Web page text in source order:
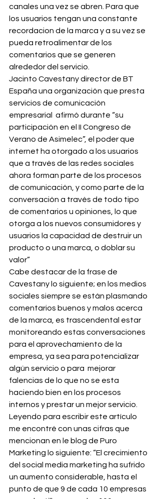
canales una vez se abren. Para que
los usuarios tengan una constante
recordacion de la marca y a su vez se
pueda retroalimentar de los
comentarios que se generen
alrededor del servicio.
Jacinto Cavestany director de BT
España una organización que presta
servicios de comunicación
empresarial  afirmó durante “su
participación en el II Congreso de
Verano de Asimelec”, el poder que
internet ha otorgado a los usuarios
que a través de las redes sociales
ahora forman parte de los procesos
de comunicación, y como parte de la
conversación a través de todo tipo
de comentarios u opiniones, lo que
otorga a los nuevos consumidores y
usuarios la capacidad de destruir un
producto o una marca, o doblar su
valor”
Cabe destacar de la frase de
Cavestany lo siguiente; en los medios
sociales siempre se están plasmando
comentarios buenos y malos acerca
de la marca, es trascendental estar
monitoreando estas conversaciones
para el aprovechamiento de la
empresa, ya sea para potencializar
algún servicio o para  mejorar
falencias de lo que no se esta
haciendo bien en los procesos
internos y prestar un mejor servicio.
Leyendo para escribir este artículo
me encontré con unas cifras que
mencionan en le blog de Puro
Marketing lo siguiente: “El crecimiento
del social media marketing ha sufrido
un aumento considerable, hasta el
punto de que 9 de cada 10 empresas